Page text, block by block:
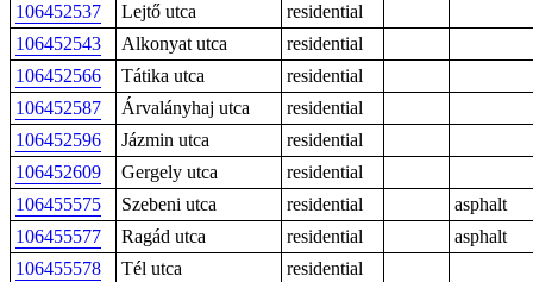
106452537
Lejtő utca
residential
106452543
Alkonyat utca
residential
106452566
Tátika utca
residential
106452587
Árvalányhaj utca
residential
106452596
Jázmin utca
residential
106452609
Gergely utca
residential
106455575
Szebeni utca residential
asphalt
106455577
Ragád utca residential
asphalt
106455578
Tél utca
residential